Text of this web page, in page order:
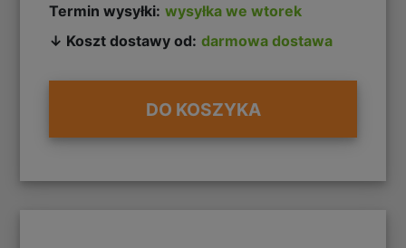
Termin wysyłki: wysyłka we wtorek
↓ Koszt dostawy od: darmowa dostawa
DO KOSZYKA